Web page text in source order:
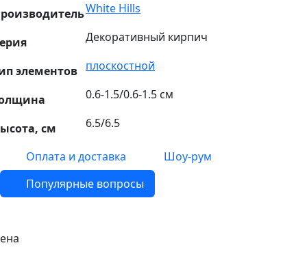
White Hills
Декоративный кирпич
элементов плоскостной
0.6-1.5/0.6-1.5 см
см 6.5/6.5
Оплата и доставка
Шоу-рум
Популярные вопросы